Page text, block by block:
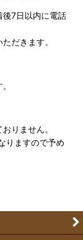
後7日以内に電話
だきます。
りません。
りますので予め